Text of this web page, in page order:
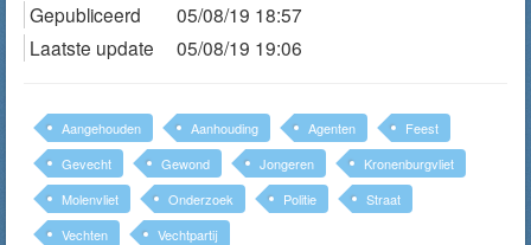
Gepubliceerd
05/08/19 18:57
Laatste update
05/08/19 19:06
Aangehouden Aanhouding Agenten
Feest
Gevecht
Gewond Jongeren
Kronenburgvliet
Molenvliet
Onderzoek Politie
Straat
Vechten
Vechtpartij